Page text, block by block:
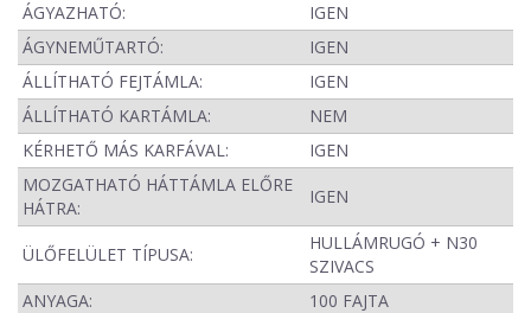
ÁGYAZHATÓ:
IGEN
ÁGYNEMŰTARTÓ:
IGEN
ÁLLÍTHATÓ FEJTÁMLA:
IGEN
ÁLLÍTHATÓ KARTÁMLA:
NEM
KÉRHETŐ MÁS KARFÁVAL:
IGEN
MOZGATHATÓ HÁTTÁMLA ELŐRE
HÁTRA:
IGEN
ÜLŐFELÜLET TÍPUSA:
HULLÁMRUGÓ + N30
SZIVACS
ANYAGA:
100 FAJTA